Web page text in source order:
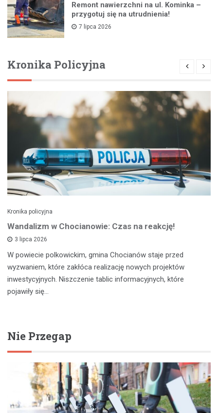
Remont nawierzchni na ul. Kominka –
przygotuj się na utrudnienia!
7 lipca 2026
Kronika Policyjna
Kronika policyjna
Wandalizm w Chocianowie: Czas na reakcję!
3 lipca 2026
W powiecie polkowickim, gmina Chocianów staje przed
wyzwaniem, które zakłóca realizację nowych projektów
inwestycyjnych. Niszczenie tablic informacyjnych, które
pojawiły się…
Nie Przegap